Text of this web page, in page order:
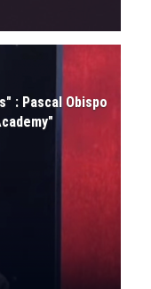
: Pascal Obispo